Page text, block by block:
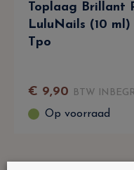
Toplaag Brillant
LuluNails (10
Tpo
€ 9,90 BTW
Op voorraad